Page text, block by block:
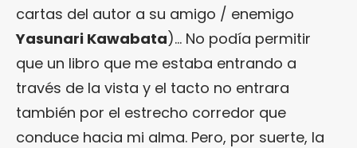
cartas del autor a su amigo / enemigo
Yasunari Kawabata)… No podía permitir
que un libro que me estaba entrando a
través de la vista y el tacto no entrara
también por el estrecho corredor que
conduce hacia mi alma. Pero, por suerte, la